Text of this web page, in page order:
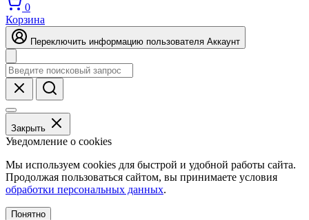
0
Корзина
Переключить информацию пользователя Аккаунт
Закрыть
Уведомление о cookies
Мы используем cookies для быстрой и удобной работы сайта.
Продолжая пользоваться сайтом, вы принимаете условия
обработки персональных данных.
Понятно